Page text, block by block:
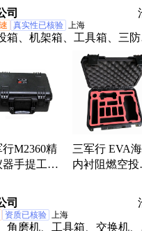
司
真实性已核验 上海
箱、机架箱、工具箱、三防
行M2360精
器手提工具
IP67
三军行 EVA
内衬阻燃空投
防护箱 减震绵
司
资质已核验 上海
角磨机、工具箱、交换机、